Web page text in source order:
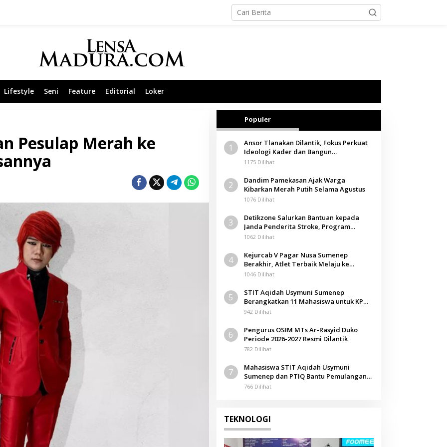
Lifestyle Seni Feature Editorial Loker
Pesulap Merah ke
Populer
1
Ansor Tlanakan Dilantik, Fokus Perkuat
Ideologi Kader dan Bangun
Kemandirian Ekonomi
1175 Dilihat
2
Dandim Pamekasan Ajak Warga
Kibarkan Merah Putih Selama Agustus
1076 Dilihat
3
Detikzone Salurkan Bantuan kepada
Janda Penderita Stroke, Program
Berbagi Masuki Hari ke-61
1062 Dilihat
4
Kejurcab V Pagar Nusa Sumenep
Berakhir, Atlet Terbaik Melaju ke
Kejurwil Jatim
1046 Dilihat
5
STIT Aqidah Usymuni Sumenep
Berangkatkan 11 Mahasiswa untuk KPM
Internasional di Malaysia
942 Dilihat
6
Pengurus OSIM MTs Ar-Rasyid Duko
Periode 2026-2027 Resmi Dilantik
782 Dilihat
7
Mahasiswa STIT Aqidah Usymuni
Sumenep dan PTIQ Bantu Pemulangan
Jenazah WNI Asal Aceh di Malaysia
766 Dilihat
TEKNOLOGI